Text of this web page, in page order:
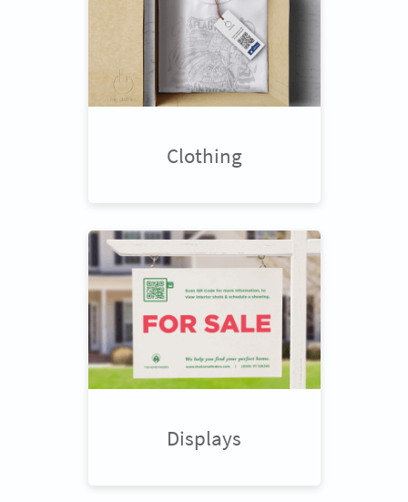
Clothing
Displays